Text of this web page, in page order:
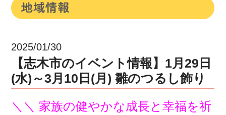
2025/01/30
【志木市のイベント情報】1月29日
(水)～3月10日(月) 雛のつるし飾り
＼＼ 家族の健やかな成長と幸福を祈